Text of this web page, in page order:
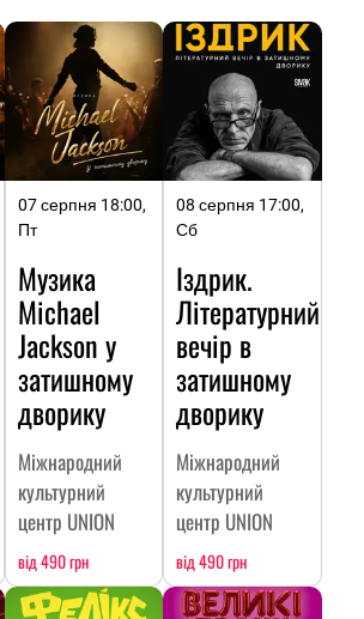
07 серпня 18:00,
Пт
Музика
Michael
Jackson у
затишному
дворику
Міжнародний
культурний
центр UNION
від 490 грн
08 серпня 17:00,
Сб
Іздрик.
Літературний
вечір в
затишному
дворику
Міжнародний
культурний
центр UNION
від 490 грн